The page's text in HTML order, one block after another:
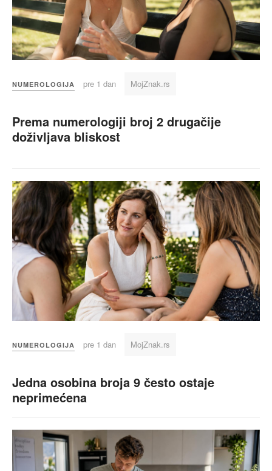
NUMEROLOGIJA pre 1 dan MojZnak.rs
Prema numerologiji broj 2 drugačije
doživljava bliskost
NUMEROLOGIJA pre 1 dan MojZnak.rs
Jedna osobina broja 9 često ostaje
neprimećena